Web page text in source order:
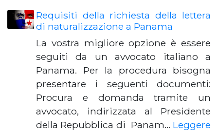
Requisiti della richiesta della lettera
di naturalizzazione a Panama
La vostra migliore opzione è essere
seguiti da un avvocato italiano a
Panama. Per la procedura bisogna
presentare i seguenti documenti:
Procura e domanda tramite un
avvocato, indirizzata al Presidente
della Repubblica di Panam… Leggere